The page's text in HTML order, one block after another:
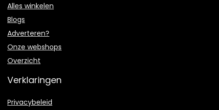
Alles winkelen
Blogs
Adverteren?
Onze webshops
Overzicht
Verklaringen
Privacybeleid